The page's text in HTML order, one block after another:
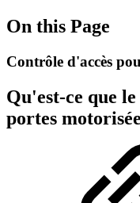
On this Page
Contrôle d'accès
Qu'est-ce que
portes